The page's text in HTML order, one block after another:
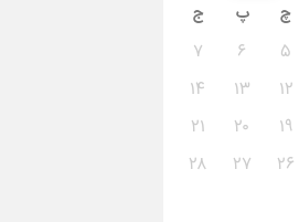
چ پ ج
۵ ۶
۷
۱۲ ۱۳
۱۴
۱۹ ۲۰
۲۱
۲۶ ۲۷
۲۸